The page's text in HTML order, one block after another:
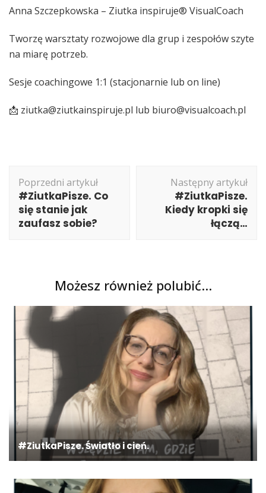
Anna Szczepkowska – Ziutka inspiruje® VisualCoach
Tworzę warsztaty rozwojowe dla grup i zespołów szyte
na miarę potrzeb.
Sesje coachingowe 1:1 (stacjonarnie lub on line)
📩 ziutka@ziutkainspiruje.pl lub biuro@visualcoach.pl
wpisu
Poprzedni artykuł
#ZiutkaPisze. Co
się stanie jak
zaufasz sobie?
Następny artykuł
#ZiutkaPisze.
Kiedy kropki się
łączą…
Możesz również polubić…
#ZiutkaPisze. Światło i cień.